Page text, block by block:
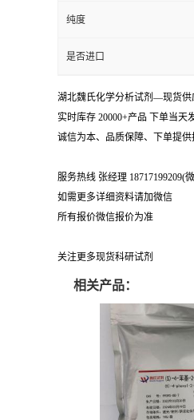
纯度
是否进口
湖北魏氏化学分析试剂—现货供
实时库存 20000+产品 下单当天
诚信为本、品质保障、下单提供
服务热线 张经理 18717199209(
如需更多详细资料请加微信
所有报价微信报价为准
关注更多现货科研试剂
相关产品：